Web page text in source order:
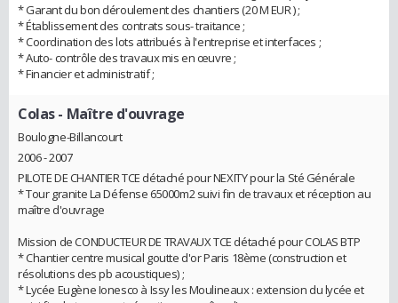
* Garant du bon déroulement des chantiers (20 M EUR ) ;
* Établissement des contrats sous- traitance ;
* Coordination des lots attribués à l'entreprise et interfaces ;
* Auto- contrôle des travaux mis en œuvre ;
* Financier et administratif ;
Colas- Maître d'ouvrage
Boulogne-Billancourt
2006 - 2007
PILOTE DE CHANTIER TCE détaché pour NEXITY pour la Sté Générale
* Tour granite La Défense 65000m2 suivi fin de travaux et réception au
maître d'ouvrage
Mission de CONDUCTEUR DE TRAVAUX TCE détaché pour COLAS BTP
* Chantier centre musical goutte d'or Paris 18ème (construction et
résolutions des pb acoustiques) ;
* Lycée Eugène Ionesco à Issy les Moulineaux : extension du lycée et